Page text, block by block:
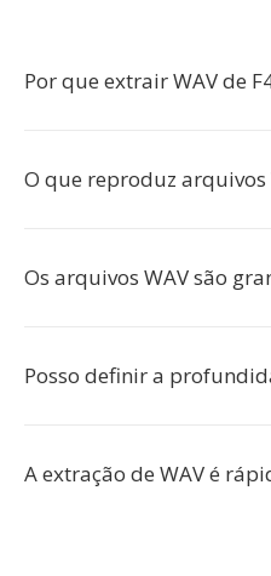
Por que extrair WAV de
O que reproduz arquivos
Os arquivos WAV são
Posso definir a
A extração de WAV é